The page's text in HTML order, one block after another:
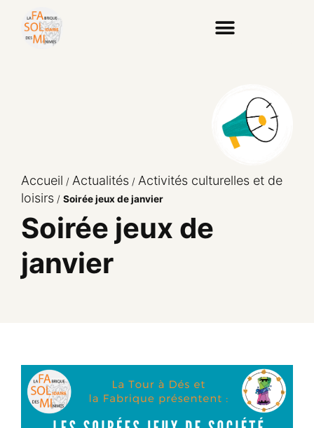
Accueil / Actualités / Activités culturelles et de
loisirs / Soirée jeux de janvier
Soirée jeux de
janvier